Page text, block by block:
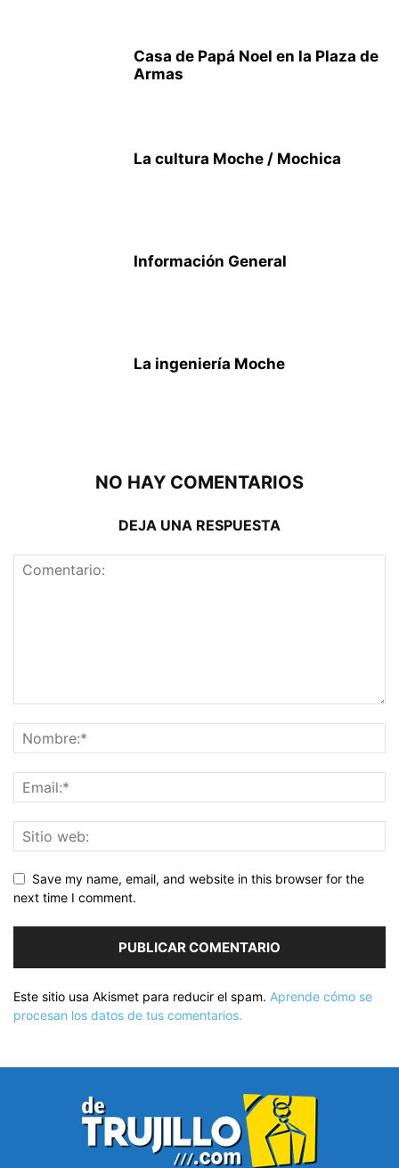
Casa de Papá Noel en la Plaza de
Armas
La cultura Moche / Mochica
Información General
La ingeniería Moche
NO HAY COMENTARIOS
DEJA UNA RESPUESTA
Save my name, email, and website in this browser for the
next time I comment.
Este sitio usa Akismet para reducir el spam. Aprende cómo se
procesan los datos de tus comentarios.